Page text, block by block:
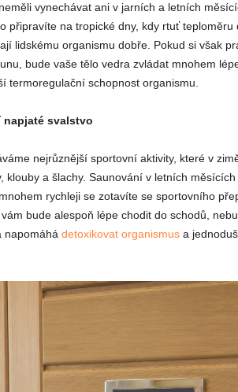
vynechávat ani v jarních a letních
připravíte na tropické dny, kdy rtuť teploměru
lidskému organismu dobře. Pokud si však
bude vaše tělo vedra zvládat mnohem
termoregulační schopnost organismu.
napjaté svalstvo
nejrůznější sportovní aktivity, které v
klouby a šlachy. Saunování v letních
rychleji se zotavíte se sportovního
bude alespoň lépe chodit do schodů,
napomáhá detoxikovat organismusa